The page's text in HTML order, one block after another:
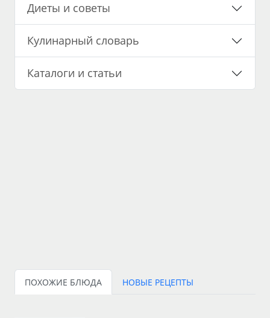
Диеты и советы
Кулинарный словарь
Каталоги и статьи
ПОХОЖИЕ БЛЮДА НОВЫЕ РЕЦЕПТЫ